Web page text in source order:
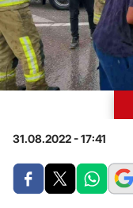
31.08.2022 - 17:41